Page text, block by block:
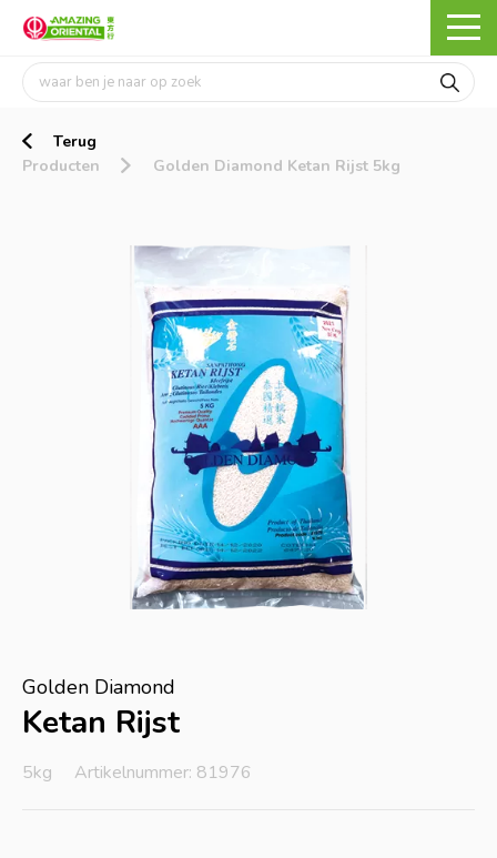
Terug
Producten
Golden Diamond Ketan Rijst 5kg
Golden Diamond
Ketan Rijst
5kg Artikelnummer: 81976